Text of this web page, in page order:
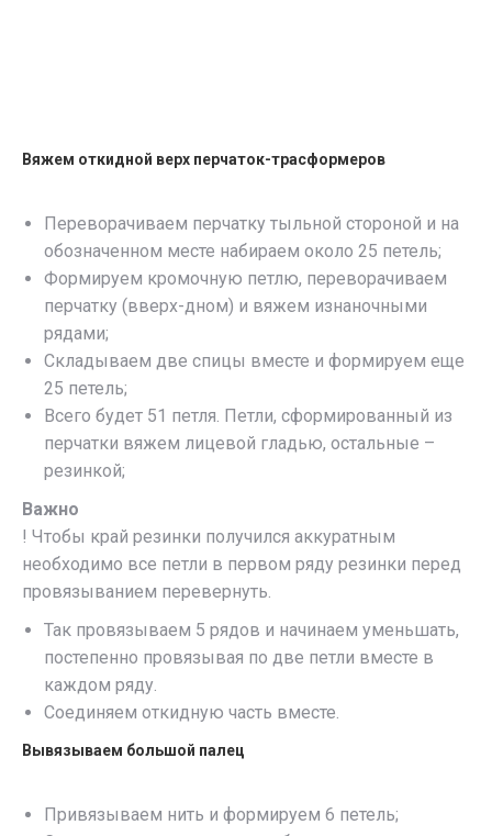
Вяжем откидной верх перчаток-трасформеров
Переворачиваем перчатку тыльной стороной и на
обозначенном месте набираем около 25 петель;
Формируем кромочную петлю, переворачиваем
перчатку (вверх-дном) и вяжем изнаночными
рядами;
Складываем две спицы вместе и формируем еще
25 петель;
Всего будет 51 петля. Петли, сформированный из
перчатки вяжем лицевой гладью, остальные –
резинкой;
Важно
! Чтобы край резинки получился аккуратным
необходимо все петли в первом ряду резинки перед
провязыванием перевернуть.
Так провязываем 5 рядов и начинаем уменьшать,
постепенно провязывая по две петли вместе в
каждом ряду.
Соединяем откидную часть вместе.
Вывязываем большой палец
Привязываем нить и формируем 6 петель;